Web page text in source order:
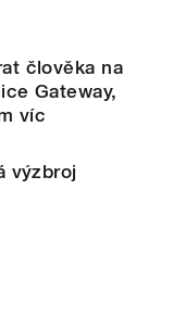
člověka na
Gateway,
víc
výzbroj